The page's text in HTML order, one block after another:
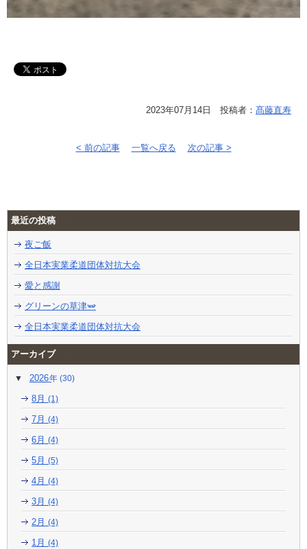
2023年07月14日 投稿者： 髙藤直寿
< 前の記事 一覧へ戻る 次の記事 >
最近の投稿
夜ご飯
全日本実業柔道団体対抗大会
愛と感謝
グリーンの草津🫛
全日本実業柔道団体対抗大会
アーカイブ
2026 (30)
8月 (1)
7月 (4)
6月 (4)
5月 (5)
4月 (4)
3月 (4)
2月 (4)
1月 (4)